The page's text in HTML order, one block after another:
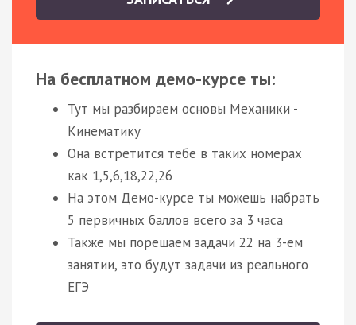
На бесплатном демо-курсе ты:
Тут мы разбираем основы Механики -
Кинематику
Она встретится тебе в таких номерах
как 1,5,6,18,22,26
На этом Демо-курсе ты можешь набрать
5 первичных баллов всего за 3 часа
Также мы порешаем задачи 22 на 3-ем
занятии, это будут задачи из реального
ЕГЭ